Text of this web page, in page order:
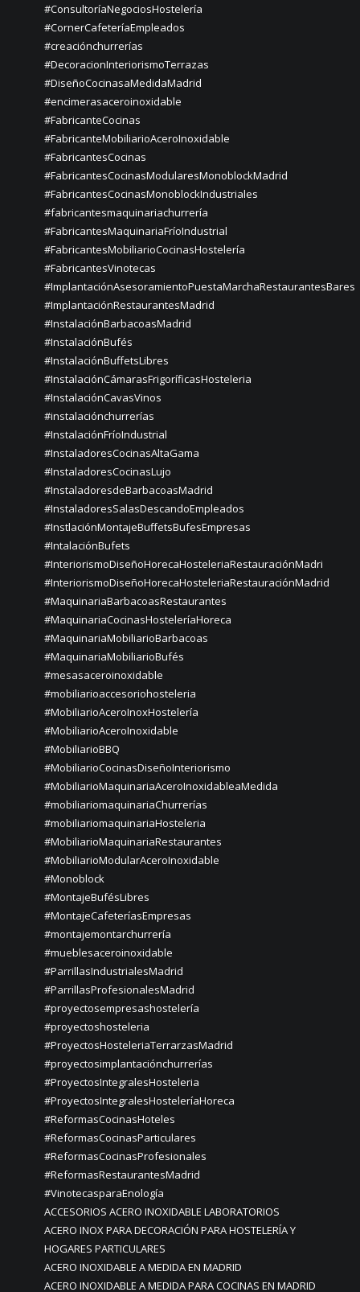
#ConsultoríaNegociosHostelería
#CornerCafeteríaEmpleados
#creaciónchurrerías
#DecoracionInteriorismoTerrazas
#DiseñoCocinasaMedidaMadrid
#encimerasaceroinoxidable
#FabricanteCocinas
#FabricanteMobiliarioAceroInoxidable
#FabricantesCocinas
#FabricantesCocinasModularesMonoblockMadrid
#FabricantesCocinasMonoblockIndustriales
#fabricantesmaquinariachurrería
#FabricantesMaquinariaFríoIndustrial
#FabricantesMobiliarioCocinasHostelería
#FabricantesVinotecas
#ImplantaciónAsesoramientoPuestaMarchaRestaurantesBares
#ImplantaciónRestaurantesMadrid
#InstalaciónBarbacoasMadrid
#InstalaciónBufés
#InstalaciónBuffetsLibres
#InstalaciónCámarasFrigoríficasHosteleria
#InstalaciónCavasVinos
#instalaciónchurrerías
#InstalaciónFríoIndustrial
#InstaladoresCocinasAltaGama
#InstaladoresCocinasLujo
#InstaladoresdeBarbacoasMadrid
#InstaladoresSalasDescandoEmpleados
#InstlaciónMontajeBuffetsBufesEmpresas
#IntalaciónBufets
#InteriorismoDiseñoHorecaHosteleriaRestauraciónMadri
#InteriorismoDiseñoHorecaHosteleriaRestauraciónMadrid
#MaquinariaBarbacoasRestaurantes
#MaquinariaCocinasHosteleríaHoreca
#MaquinariaMobiliarioBarbacoas
#MaquinariaMobiliarioBufés
#mesasaceroinoxidable
#mobiliarioaccesoriohosteleria
#MobiliarioAceroInoxHostelería
#MobiliarioAceroInoxidable
#MobiliarioBBQ
#MobiliarioCocinasDiseñoInteriorismo
#MobiliarioMaquinariaAceroInoxidableaMedida
#mobiliariomaquinariaChurrerías
#mobiliariomaquinariaHosteleria
#MobiliarioMaquinariaRestaurantes
#MobiliarioModularAceroInoxidable
#Monoblock
#MontajeBufésLibres
#MontajeCafeteríasEmpresas
#montajemontarchurrería
#mueblesaceroinoxidable
#ParrillasIndustrialesMadrid
#ParrillasProfesionalesMadrid
#proyectosempresashostelería
#proyectoshosteleria
#ProyectosHosteleriaTerrarzasMadrid
#proyectosimplantaciónchurrerías
#ProyectosIntegralesHosteleria
#ProyectosIntegralesHosteleríaHoreca
#ReformasCocinasHoteles
#ReformasCocinasParticulares
#ReformasCocinasProfesionales
#ReformasRestaurantesMadrid
#VinotecasparaEnología
ACCESORIOS ACERO INOXIDABLE LABORATORIOS
ACERO INOX PARA DECORACIÓN PARA HOSTELERÍA Y
HOGARES PARTICULARES
ACERO INOXIDABLE A MEDIDA EN MADRID
ACERO INOXIDABLE A MEDIDA PARA COCINAS EN MADRID